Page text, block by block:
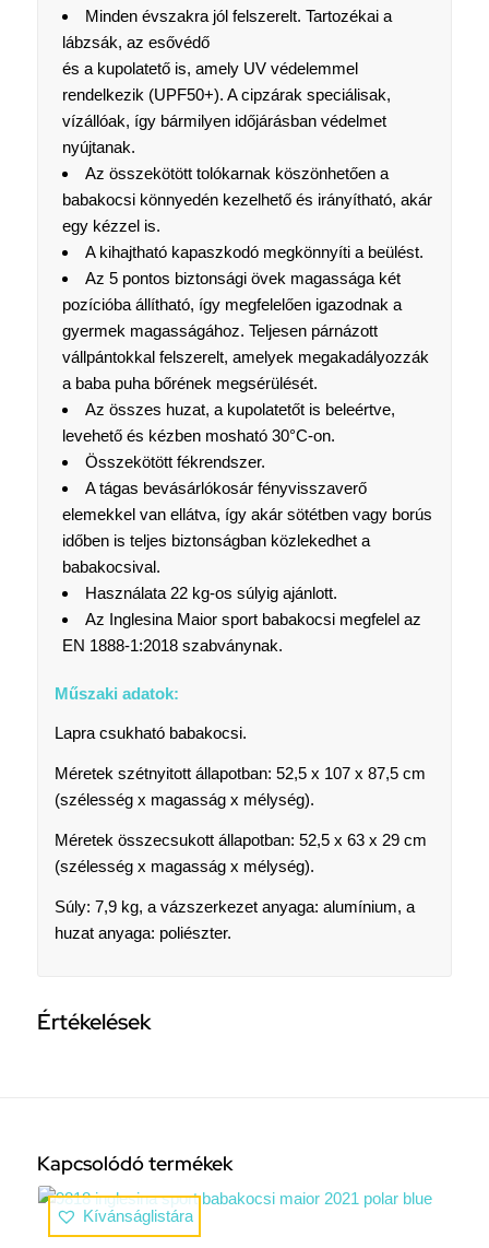
Minden évszakra jól felszerelt. Tartozékai a
lábzsák, az esővédő
és a kupolatető is, amely UV védelemmel
rendelkezik (UPF50+). A cipzárak speciálisak,
vízállóak, így bármilyen időjárásban védelmet
nyújtanak.
Az összekötött tolókarnak köszönhetően a
babakocsi könnyedén kezelhető és irányítható, akár
egy kézzel is.
A kihajtható kapaszkodó megkönnyíti a beülést.
Az 5 pontos biztonsági övek magassága két
pozícióba állítható, így megfelelően igazodnak a
gyermek magasságához. Teljesen párnázott
vállpántokkal felszerelt, amelyek megakadályozzák
a baba puha bőrének megsérülését.
Az összes huzat, a kupolatetőt is beleértve,
levehető és kézben mosható 30°C-on.
Összekötött fékrendszer.
A tágas bevásárlókosár fényvisszaverő
elemekkel van ellátva, így akár sötétben vagy borús
időben is teljes biztonságban közlekedhet a
babakocsival.
Használata 22 kg-os súlyig ajánlott.
Az Inglesina Maior sport babakocsi megfelel az
EN 1888-1:2018 szabványnak.
Műszaki adatok:
Lapra csukható babakocsi.
Méretek szétnyitott állapotban: 52,5 x 107 x 87,5 cm
(szélesség x magasság x mélység).
Méretek összecsukott állapotban: 52,5 x 63 x 29 cm
(szélesség x magasság x mélység).
Súly: 7,9 kg, a vázszerkezet anyaga: alumínium, a
huzat anyaga: poliészter.
Értékelések
Kapcsolódó termékek
Kívánságlistára